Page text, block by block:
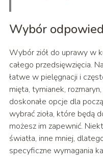
Wybór
Wybór ziół do uprawy w
całego przedsięwzięcia.
łatwe w pielęgnacji i
mięta, tymianek,
doskonałe opcje dla
wybrać zioła, które będą
możesz im zapewnić.
światła, inne mniej,
specyficzne wymagania